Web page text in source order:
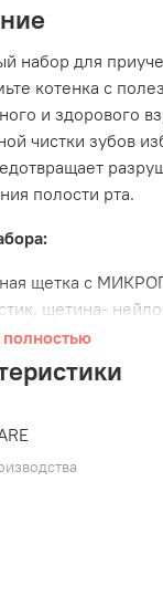
набор для
котенка с
и здорового
чистки зубов
полости рта.
щетка с
щетина-
щетка на палец.
20-30 раз.
для зубов и
масло ПЭГ-
полностью